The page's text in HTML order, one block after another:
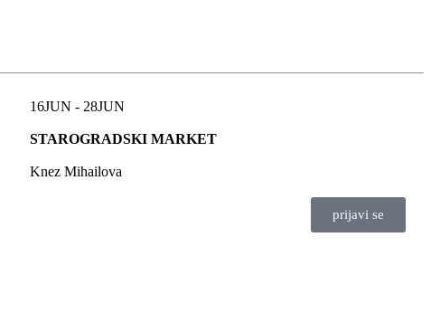
16JUN - 28JUN
STAROGRADSKI MARKET
Knez Mihailova
prijavi se